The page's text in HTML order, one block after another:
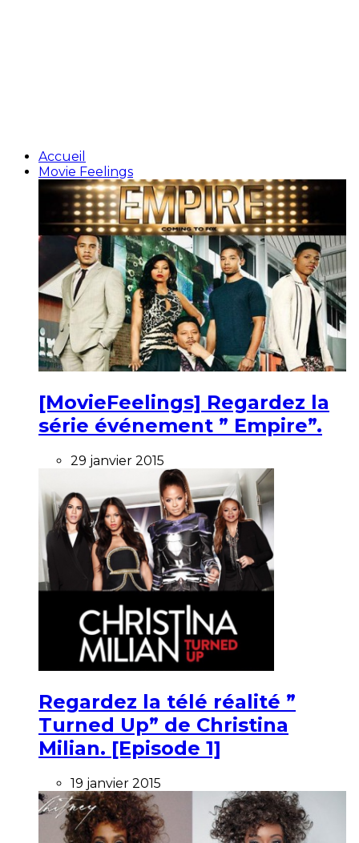
Accueil
Movie Feelings
[MovieFeelings] Regardez la
série événement ” Empire”.
29 janvier 2015
Regardez la télé réalité ”
Turned Up” de Christina
Milian. [Episode 1]
19 janvier 2015